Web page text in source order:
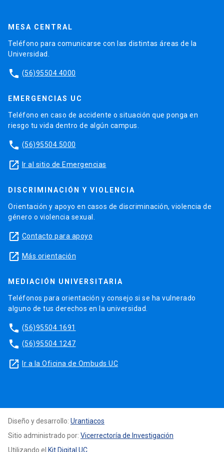
MESA CENTRAL
Teléfono para comunicarse con las distintas áreas de la
Universidad.
phone (56)95504 4000
EMERGENCIAS UC
Teléfono en caso de accidente o situación que ponga en
riesgo tu vida dentro de algún campus.
phone (56)95504 5000
launch Ir al sitio de Emergencias
DISCRIMINACIÓN Y VIOLENCIA
Orientación y apoyo en casos de discriminación, violencia de
género o violencia sexual.
launch Contacto para apoyo
launch Más orientación
MEDIACIÓN UNIVERSITARIA
Teléfonos para orientación y consejo si se ha vulnerado
alguno de tus derechos en la universidad.
phone (56)95504 1691
phone (56)95504 1247
launch Ir a la Oficina de Ombuds UC
Diseño y desarrollo: Urantiacos
Sitio administrado por: Vicerrectoría de Investigación
Utilizando el Kit Digital UC